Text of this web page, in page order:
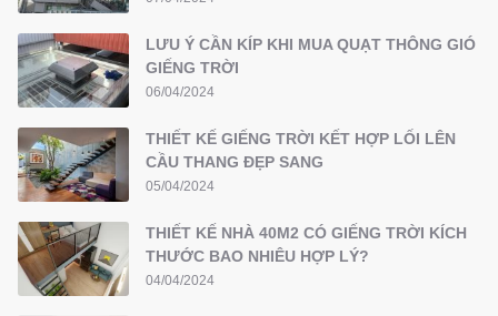
LƯU Ý CẦN KÍP KHI MUA QUẠT THÔNG GIÓ
GIẾNG TRỜI
06/04/2024
THIẾT KẾ GIẾNG TRỜI KẾT HỢP LỐI LÊN
CẦU THANG ĐẸP SANG
05/04/2024
THIẾT KẾ NHÀ 40M2 CÓ GIẾNG TRỜI KÍCH
THƯỚC BAO NHIÊU HỢP LÝ?
04/04/2024